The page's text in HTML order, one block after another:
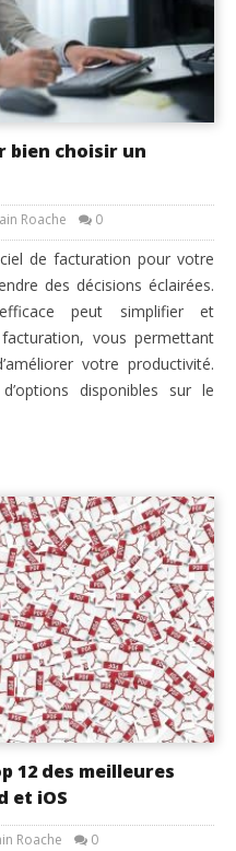
bien choisir un
Roache 0
de facturation pour votre
des décisions éclairées.
peut simplifier et
vous permettant
votre productivité.
disponibles sur le
12 des meilleures
et iOS
Roache 0